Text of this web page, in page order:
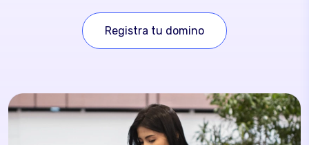
Registra tu domino